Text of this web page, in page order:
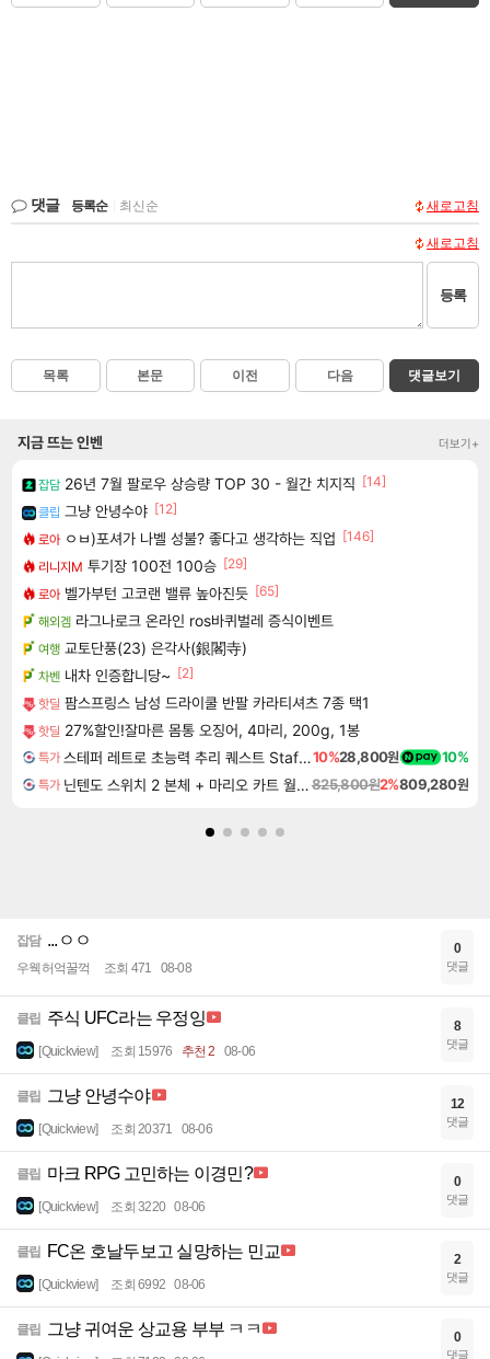
댓글 등록순 최신순 새로고침
새로고침
등록
목록 본문 이전 다음 댓글보기
지금 뜨는 인벤 더보기+
잡담 26년 7월 팔로우 상승량 TOP 30 - 월간 치지직 [14]
클립 그냥 안녕수야 [12]
로아 ㅇㅂ)포셔가 나벨 성불? 좋다고 생각하는 직업 [146]
리니지M 투기장 100전 100승 [29]
로아 벨가부턴 고코랜 밸류 높아진듯 [65]
해외겜 라그나로크 온라인 ros바퀴벌레 증식이벤트
여행 교토단풍(23) 은각사(銀閣寺)
차벤 내차 인증합니당~ [2]
핫딜 팜스프링스 남성 드라이쿨 반팔 카라티셔츠 7종 택1
핫딜 27%할인!잘마른 몸통 오징어, 4마리, 200g, 1봉
특가 스테퍼 레트로 초능력 추리 퀘스트 Staffer Retro A Supernatural Mystery Quest10%28,800원 10%
특가 닌텐도 스위치 2 본체 + 마리오 카트 월드 + 포켓몬스터 레전드 ZA 닌텐도 스위치 2 에디션 번들825,800원2%809,280원
잡담 ...ㅇㅇ
우웩허억꿀꺽 조회 471 08-08
0
댓글
클립 주식 UFC라는 우정잉
[Quickview] 조회 15976 추천 2 08-06
8
댓글
클립 그냥 안녕수야
[Quickview] 조회 20371 08-06
12
댓글
클립 마크 RPG 고민하는 이경민?
[Quickview] 조회 3220 08-06
0
댓글
클립 FC온 호날두보고 실망하는 민교
[Quickview] 조회 6992 08-06
2
댓글
클립 그냥 귀여운 상교용 부부 ㅋㅋ 0
댓글